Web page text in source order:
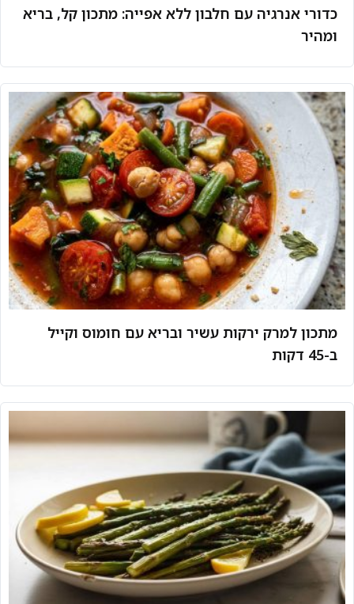
כדורי אנרגיה עם חלבון ללא אפייה: מתכון קל, בריא
ומהיר
מתכון למרק ירקות עשיר ובריא עם חומוס וקייל
ב-45 דקות